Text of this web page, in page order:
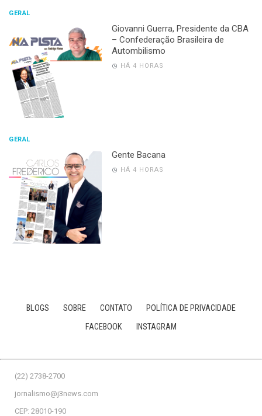
GERAL
Giovanni Guerra, Presidente da CBA
– Confederação Brasileira de
Autombilismo
HÁ 4 HORAS
GERAL
Gente Bacana
HÁ 4 HORAS
BLOGS SOBRE CONTATO
POLÍTICA DE PRIVACIDADE
FACEBOOK
INSTAGRAM
(22) 2738-2700
jornalismo@j3news.com
CEP: 28010-190